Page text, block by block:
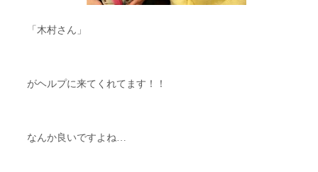
「木村さん」
がヘルプに来てくれてます！！
なんか良いですよね…